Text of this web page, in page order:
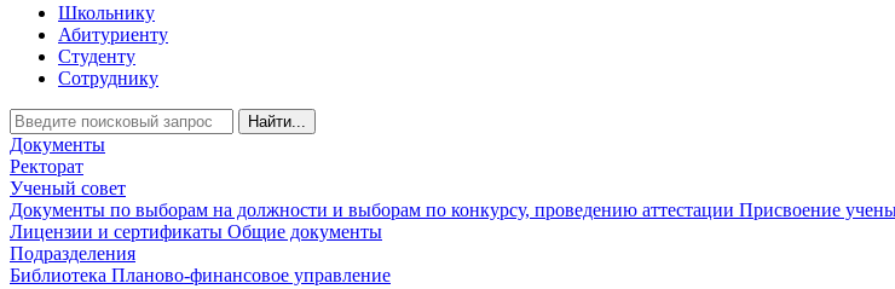
Школьнику
Абитуриенту
Студенту
Сотруднику
Найти...
Документы
Ректорат
Ученый совет
Документы по выборам на должности и выборам по конкурсу, проведению аттестации Присвоение
Лицензии и сертификаты Общие документы
Подразделения
Библиотека Планово-финансовое управление